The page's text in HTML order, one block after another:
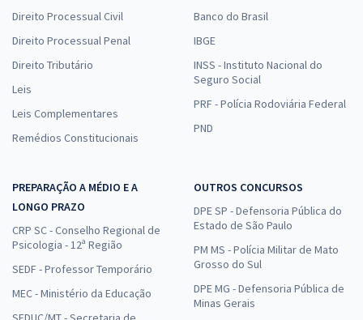
Direito Processual Civil
Direito Processual Penal
Direito Tributário
Leis
Leis Complementares
Remédios Constitucionais
Banco do Brasil
IBGE
INSS - Instituto Nacional do
Seguro Social
PRF - Polícia Rodoviária Federal
PND
PREPARAÇÃO A MÉDIO E A
LONGO PRAZO
CRP SC - Conselho Regional de
Psicologia - 12ª Região
SEDF - Professor Temporário
MEC - Ministério da Educação
OUTROS CONCURSOS
DPE SP - Defensoria Pública do
Estado de São Paulo
PM MS - Polícia Militar de Mato
Grosso do Sul
DPE MG - Defensoria Pública de
Minas Gerais